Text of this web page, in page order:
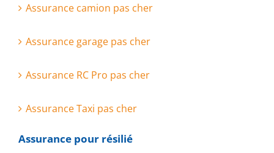
Assurance camion pas cher
Assurance garage pas cher
Assurance RC Pro pas cher
Assurance Taxi pas cher
Assurance pour résilié